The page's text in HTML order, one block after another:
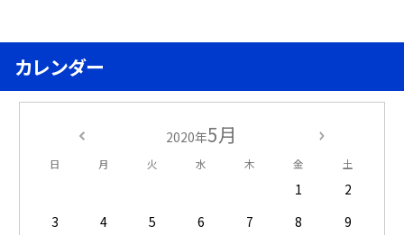
カレンダー
2020年5月
日 月 火 水 木 金 土
1
2
3
4 5 6 7 8
9